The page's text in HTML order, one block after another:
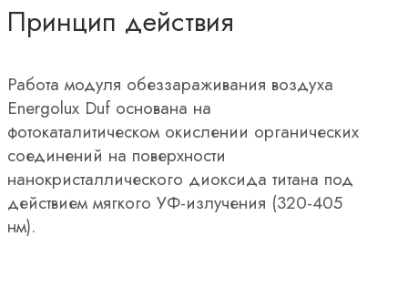
Принцип действия
Работа модуля обеззараживания воздуха
Energolux Duf основана на
фотокаталитическом окислении органических
соединений на поверхности
нанокристаллического диоксида титана под
действием мягкого УФ-излучения (320-405
нм).